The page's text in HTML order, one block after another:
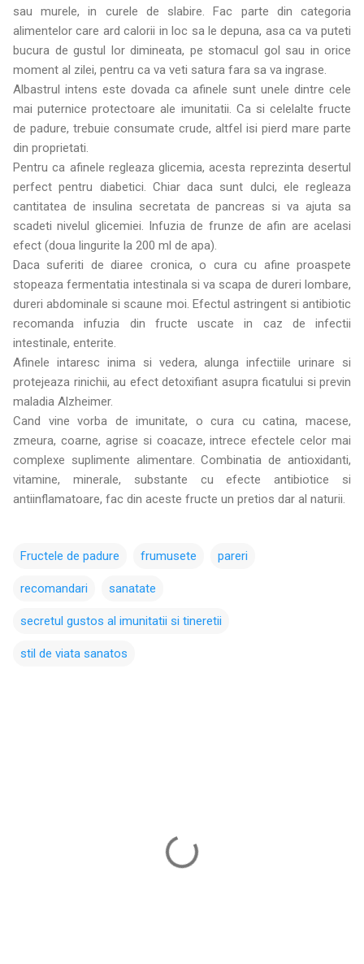
sau murele, in curele de slabire. Fac parte din categoria
alimentelor care ard calorii in loc sa le depuna, asa ca va puteti
bucura de gustul lor dimineata, pe stomacul gol sau in orice
moment al zilei, pentru ca va veti satura fara sa va ingrase.
Albastrul intens este dovada ca afinele sunt unele dintre cele
mai puternice protectoare ale imunitatii. Ca si celelalte fructe
de padure, trebuie consumate crude, altfel isi pierd mare parte
din proprietati.
Pentru ca afinele regleaza glicemia, acesta reprezinta desertul
perfect pentru diabetici. Chiar daca sunt dulci, ele regleaza
cantitatea de insulina secretata de pancreas si va ajuta sa
scadeti nivelul glicemiei. Infuzia de frunze de afin are acelasi
efect (doua lingurite la 200 ml de apa).
Daca suferiti de diaree cronica, o cura cu afine proaspete
stopeaza fermentatia intestinala si va scapa de dureri lombare,
dureri abdominale si scaune moi. Efectul astringent si antibiotic
recomanda infuzia din fructe uscate in caz de infectii
intestinale, enterite.
Afinele intaresc inima si vedera, alunga infectiile urinare si
protejeaza rinichii, au efect detoxifiant asupra ficatului si previn
maladia Alzheimer.
Cand vine vorba de imunitate, o cura cu catina, macese,
zmeura, coarne, agrise si coacaze, intrece efectele celor mai
complexe suplimente alimentare. Combinatia de antioxidanti,
vitamine, minerale, substante cu efecte antibiotice si
antiinflamatoare, fac din aceste fructe un pretios dar al naturii.
Fructele de padure frumusete pareri
recomandari sanatate
secretul gustos al imunitatii si tineretii
stil de viata sanatos